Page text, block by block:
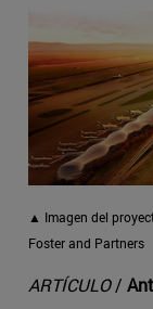
▲ Imagen del
Foster and Partners
ARTÍCULO/